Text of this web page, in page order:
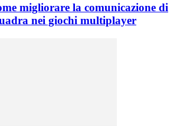
migliorare la comunicazione di
nei giochi multiplayer